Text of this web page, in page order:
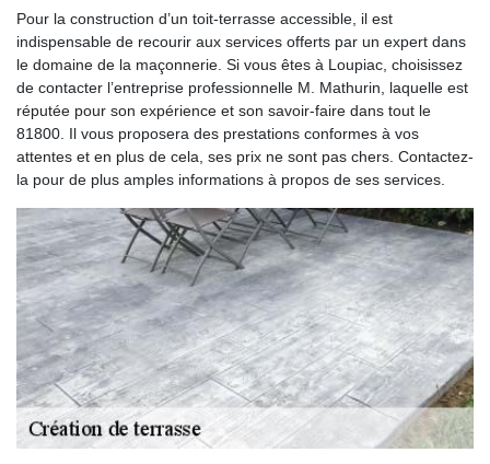
Pour la construction d’un toit-terrasse accessible, il est
indispensable de recourir aux services offerts par un expert dans
le domaine de la maçonnerie. Si vous êtes à Loupiac, choisissez
de contacter l’entreprise professionnelle M. Mathurin, laquelle est
réputée pour son expérience et son savoir-faire dans tout le
81800. Il vous proposera des prestations conformes à vos
attentes et en plus de cela, ses prix ne sont pas chers. Contactez-
la pour de plus amples informations à propos de ses services.